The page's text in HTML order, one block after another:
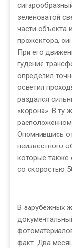
зеленоватой
части объекта
прожектора,
При его
гудение
определил
осветил
раздался
«корона». В ту
расположенном
Опомнившись
неизвестного
которые также
со скоростью
В зарубежных
факт. Два